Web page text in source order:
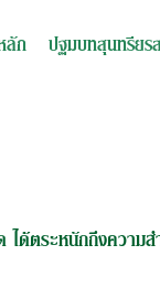
ลัก ปฐมบทสุนทรียร
ด้ตระหนักถึงควา